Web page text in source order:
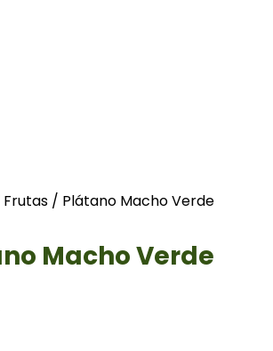
Frutas / Plátano Macho Verde
Macho Verde